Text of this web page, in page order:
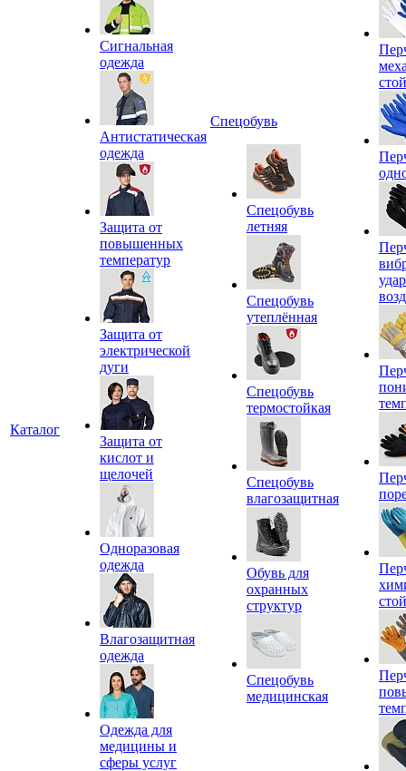
Каталог
Сигнальная
одежда
Антистатическая
одежда
Защита от
повышенных
температур
Защита от
электрической
дуги
Защита от
кислот и
щелочей
Одноразовая
одежда
Влагозащитная
одежда
Одежда для
медицины и
сферы услуг
Спецобувь
Спецобувь
летняя
Спецобувь
утеплённая
Спецобувь
термостойкая
Спецобувь
влагозащитная
Обувь для
охранных
структур
Спецобувь
медицинская